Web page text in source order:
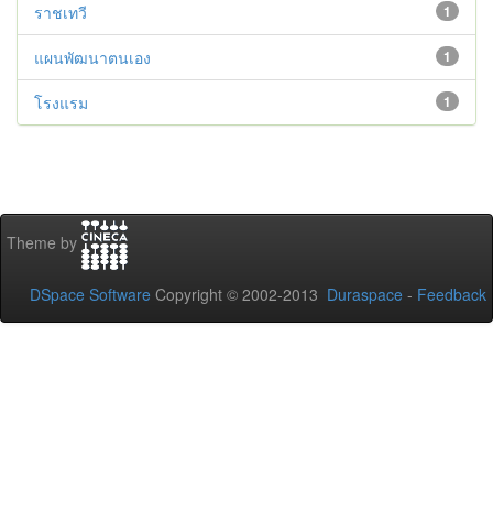
1
ราชเทวี
1
แผนพัฒนาตนเอง
1
โรงแรม
Theme by
DSpace Software Copyright © 2002-2013 Duraspace - Feedback